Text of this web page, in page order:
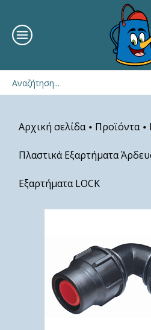
Αρχική σελίδα • Προϊόντα •
Πλαστικά Εξαρτήματα
Εξαρτήματα LOCK